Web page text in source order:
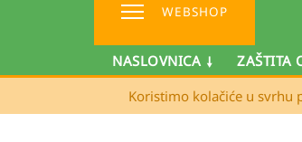
WEBSHOP
NASLOVNICA ZAŠTITA
Koristimo kolačiće u svrhu